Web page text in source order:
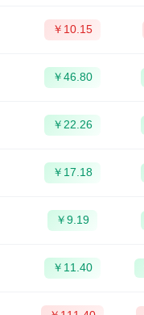
￥10.15
￥46.80
￥22.26
￥17.18
￥9.19
￥11.40